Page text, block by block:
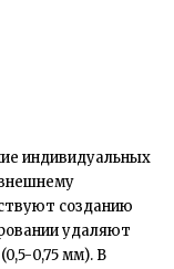
индивидуальных
созданию
удаляют
0,75 мм). В